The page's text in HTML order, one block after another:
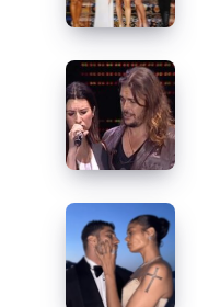
fanno
ora?
Gianluca
Grignani:
Destinazione
paradiso
scritta
per
Laura
Pausini?
Elodie
e
Iannone,